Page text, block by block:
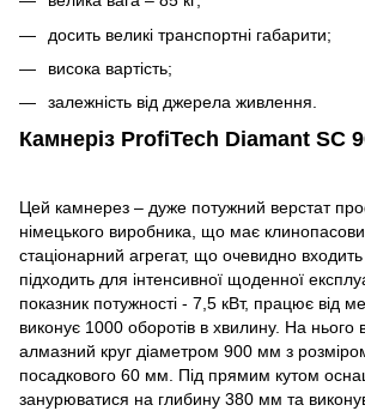
досить великі транспортні габарити;
висока вартість;
залежність від джерела живлення.
Камнеріз ProfiTech Diamant SC
Цей камнерез – дуже потужний верстат
німецького виробника, що має
стаціонарний агрегат, що очевидно входить
підходить для інтенсивної щоденної
показник потужності - 7,5 кВт, працює від
виконує 1000 оборотів в хвилину. На нього
алмазний круг діаметром 900 мм з
посадкового 60 мм. Під прямим кутом
занурюватися на глибину 380 мм та